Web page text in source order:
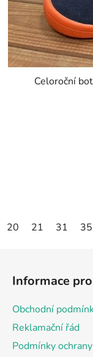
Celoroční
20 21 31 35
Informace
Obchodní
Reklamační řád
Podmínky